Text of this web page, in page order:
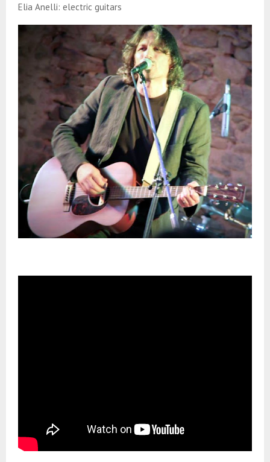
Elia Anelli: electric guitars